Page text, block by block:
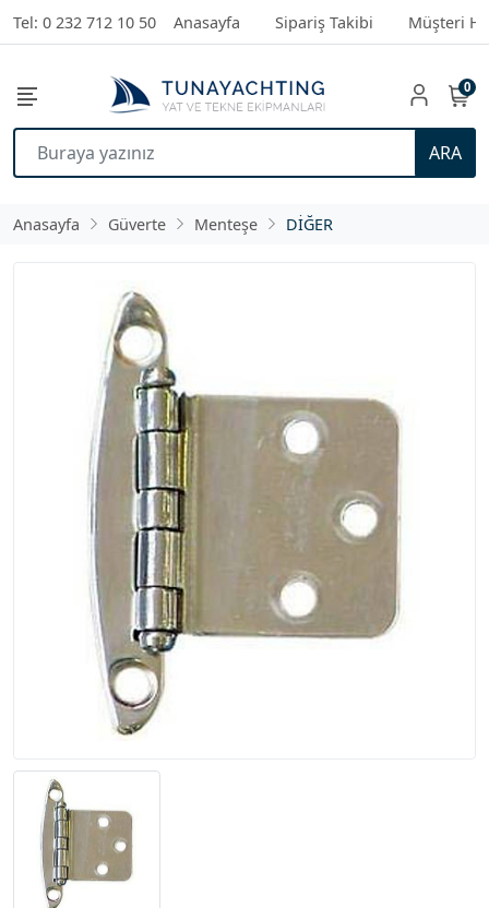
Tel: 0 232 712 10 50 Anasayfa Sipariş Takibi Müşteri
ARA
0
Anasayfa Güverte Menteşe DİĞER